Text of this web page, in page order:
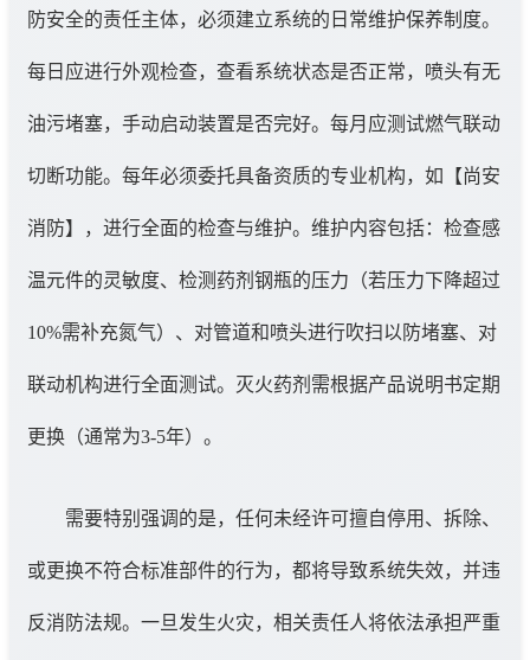
防安全的责任主体，必须建立系统的日常维护保养制度。
每日应进行外观检查，查看系统状态是否正常，喷头有无
油污堵塞，手动启动装置是否完好。每月应测试燃气联动
切断功能。每年必须委托具备资质的专业机构，如【尚安
消防】，进行全面的检查与维护。维护内容包括：检查感
温元件的灵敏度、检测药剂钢瓶的压力（若压力下降超过
10%需补充氮气）、对管道和喷头进行吹扫以防堵塞、对
联动机构进行全面测试。灭火药剂需根据产品说明书定期
更换（通常为3-5年）。
需要特别强调的是，任何未经许可擅自停用、拆除、
或更换不符合标准部件的行为，都将导致系统失效，并违
反消防法规。一旦发生火灾，相关责任人将依法承担严重